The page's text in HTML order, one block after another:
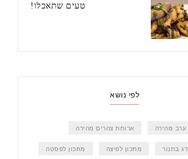
טעים שתאכלו!
לפי נושא
מהירה ארוחת צהרים מהירה
בתנור מתכון לפיצה מתכון לפסטה